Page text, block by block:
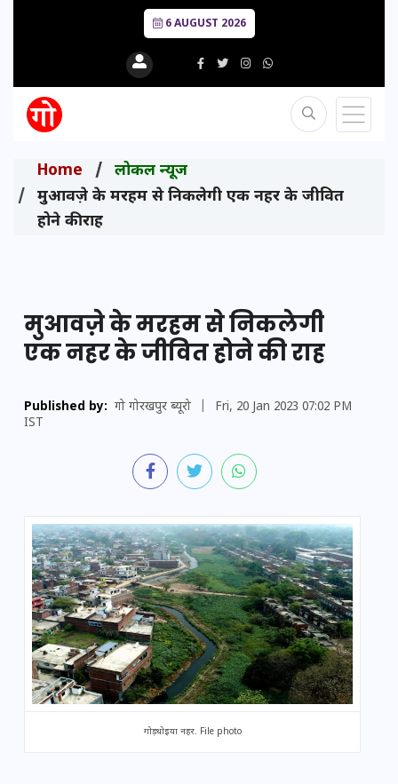
6 AUGUST 2026
Home
लोकल न्यूज
मुआवज़े के मरहम से निकलेगी एक नहर के जीवित
होने की राह
मुआवज़े के मरहम से निकलेगी
एक नहर के जीवित होने की राह
Published by: गो गोरखपुर ब्यूरो
Fri, 20 Jan 2023 07:02 PM
IST
गोड़धोइया नहर. File photo